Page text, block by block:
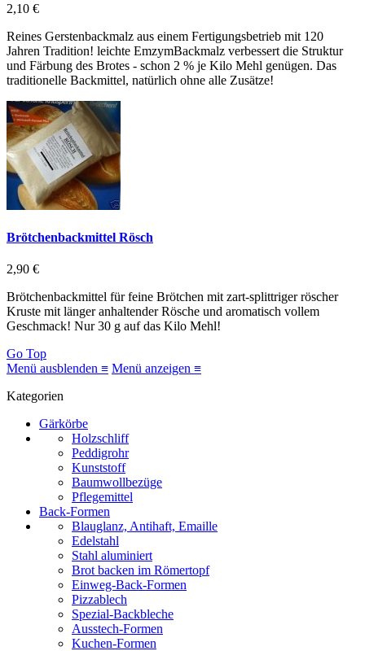
2,10 €
Reines Gerstenbackmalz aus einem Fertigungsbetrieb mit 120
Jahren Tradition! leichte EmzymBackmalz verbessert die Struktur
und Färbung des Brotes - schon 2 % je Kilo Mehl genügen. Das
traditionelle Backmittel, natürlich ohne alle Zusätze!
Brötchenbackmittel Rösch
2,90 €
Brötchenbackmittel für feine Brötchen mit zart-splittriger röscher
Kruste mit länger anhaltender Rösche und aromatisch vollem
Geschmack! Nur 30 g auf das Kilo Mehl!
Go Top
Menü ausblenden ≡ Menü anzeigen ≡
Kategorien
Gärkörbe
Holzschliff
Peddigrohr
Kunststoff
Baumwollbezüge
Pflegemittel
Back-Formen
Blauglanz, Antihaft, Emaille
Edelstahl
Stahl aluminiert
Brot backen im Römertopf
Einweg-Back-Formen
Pizzablech
Spezial-Backbleche
Ausstech-Formen
Kuchen-Formen